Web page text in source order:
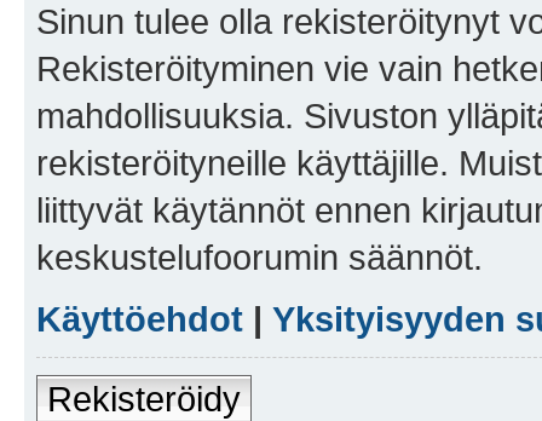
Sinun tulee olla rekisteröitynyt
Rekisteröityminen vie vain
mahdollisuuksia. Sivuston
rekisteröityneille käyttäjille.
liittyvät käytännöt ennen
keskustelufoorumin säännöt.
Käyttöehdot | Yksityisyyden
Rekisteröidy